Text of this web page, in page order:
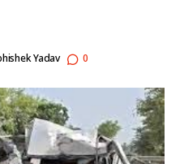
Yadav 0